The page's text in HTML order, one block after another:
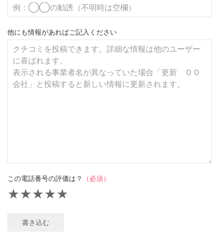
他にも情報があればご記入ください
この電話番号の評価は？ （必須）
★
★
★
★
★
書き込む